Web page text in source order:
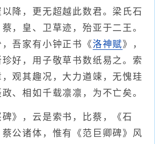
，更无超越此数君。梁氏石
，皇、卫草迹，殆亚于二王。
吾家有小钟正书《洛神赋》，
好，用子敬草书数纸易之。索
观其趣况，大力遒竦，无愧珪
、相如千载凛凛，为不亡矣。
，云是索书，比蔡，《石
公诸体，惟有《范巨卿碑》风